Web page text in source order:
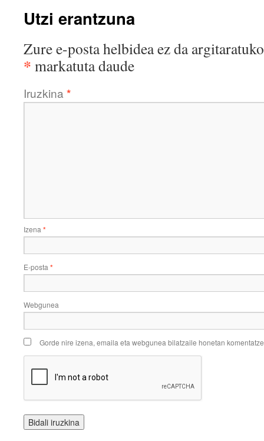
Utzi erantzuna
Zure e-posta helbidea ez da
* markatuta daude
Iruzkina *
Izena *
E-posta *
Webgunea
Gorde nire izena, emaila eta webgunea bilatzaile honetan